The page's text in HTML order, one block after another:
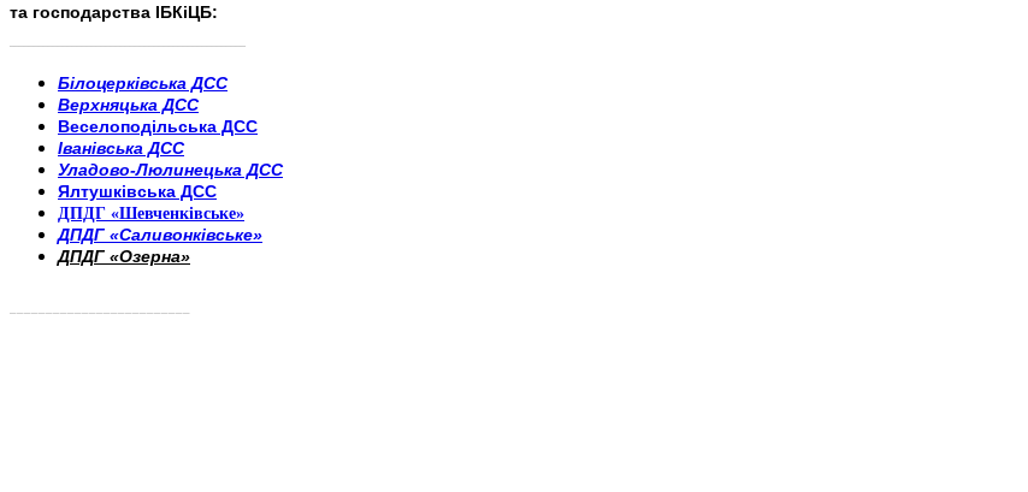
та господарства ІБКіЦБ:
Білоцерківська ДСС
Верхняцька ДСС
Веселоподільська ДСС
Іванівська ДСС
Уладово-Люлинецька ДСС
Ялтушківська ДСС
ДПДГ «Шевченківське»
ДПДГ «Саливонківське»
ДПДГ «Озерна»